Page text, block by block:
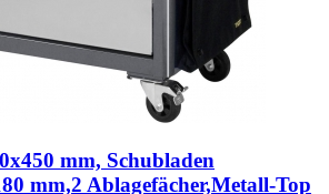
mm, Schubladen
mm,2 Ablagefächer,Metall-Top